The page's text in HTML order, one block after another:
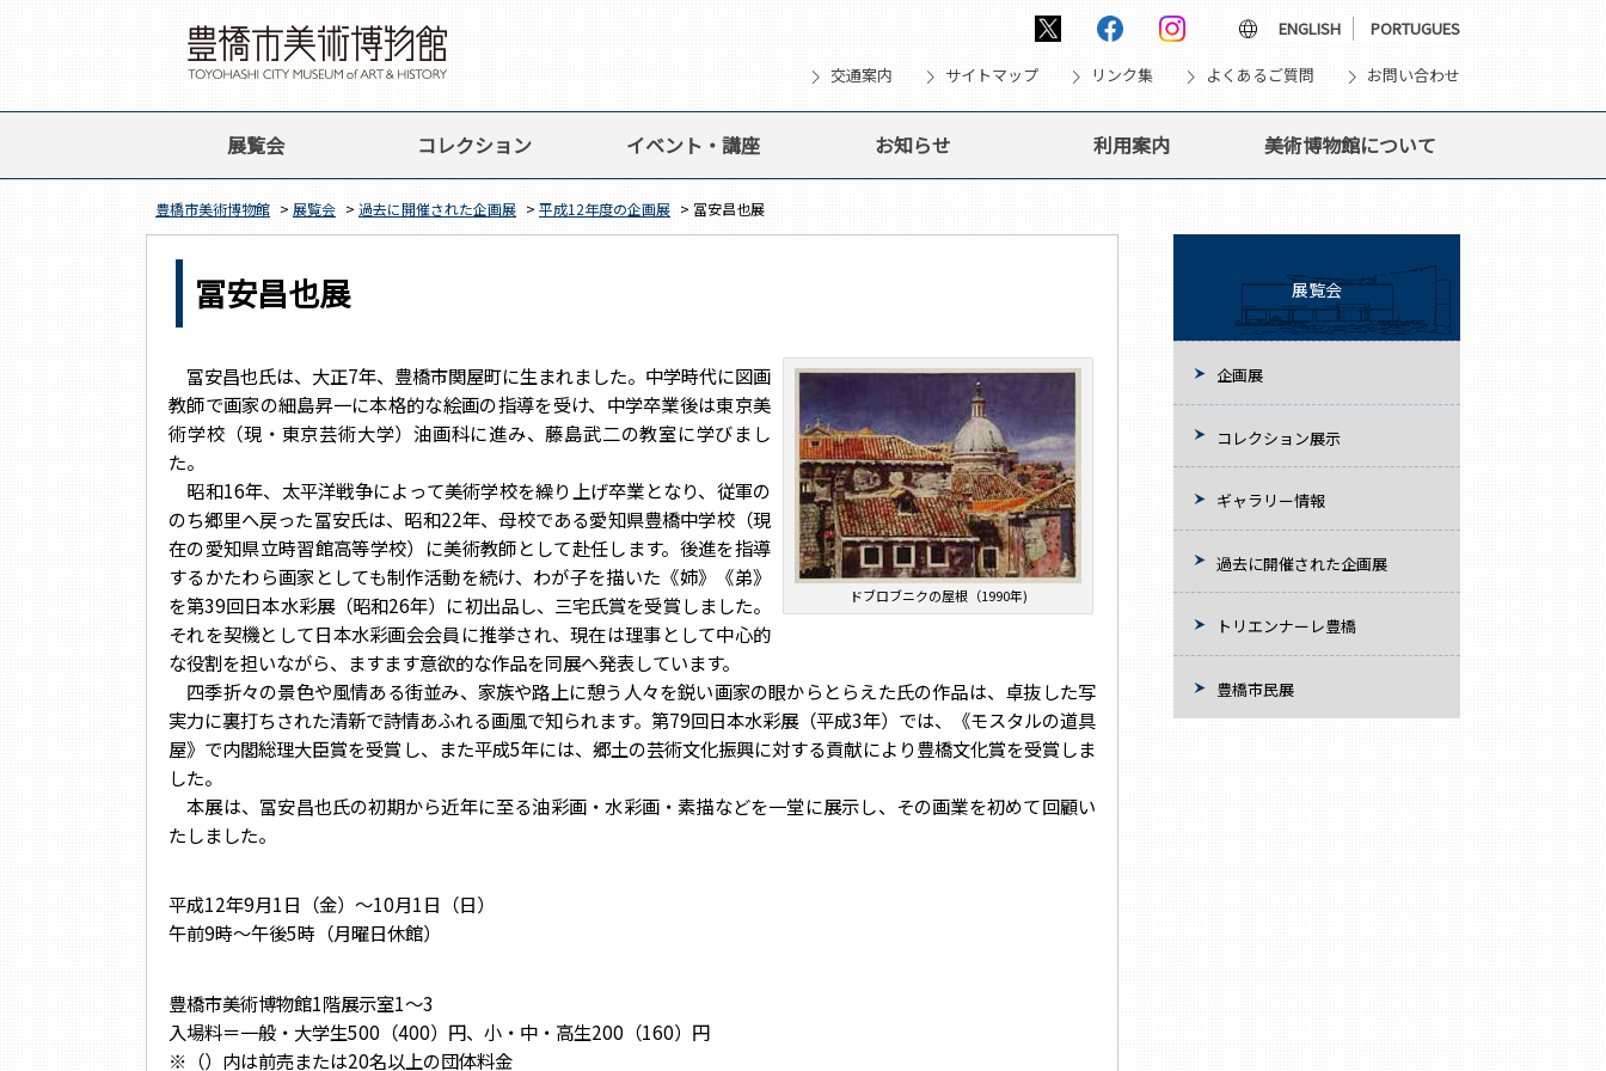
language ENGLISH PORTUGUES
chevron_right 交通案内 chevron_right サイトマップ chevron_right リンク集 chevron_right よくあるご質問 chevron_right お問い合わせ
展覧会 コレクション イベント・講座 お知らせ 利用案内 美術博物館について
豊橋市美術博物館 > 展覧会 > 過去に開催された企画展 > 平成12年度の企画展 > 冨安昌也展
冨安昌也展
ドブロブニクの屋根（1990年)
冨安昌也氏は、大正7年、豊橋市関屋町に生まれました。中学時代に図画
教師で画家の細島昇一に本格的な絵画の指導を受け、中学卒業後は東京美
術学校（現・東京芸術大学）油画科に進み、藤島武二の教室に学びまし
た。
昭和16年、太平洋戦争によって美術学校を繰り上げ卒業となり、従軍の
のち郷里へ戻った冨安氏は、昭和22年、母校である愛知県豊橋中学校（現
在の愛知県立時習館高等学校）に美術教師として赴任します。後進を指導
するかたわら画家としても制作活動を続け、わが子を描いた《姉》《弟》
を第39回日本水彩展（昭和26年）に初出品し、三宅氏賞を受賞しました。
それを契機として日本水彩画会会員に推挙され、現在は理事として中心的
な役割を担いながら、ますます意欲的な作品を同展へ発表しています。
四季折々の景色や風情ある街並み、家族や路上に憩う人々を鋭い画家の眼からとらえた氏の作品は、卓抜した写
実力に裏打ちされた清新で詩情あふれる画風で知られます。第79回日本水彩展（平成3年）では、《モスタルの道具
屋》で内閣総理大臣賞を受賞し、また平成5年には、郷土の芸術文化振興に対する貢献により豊橋文化賞を受賞しま
した。
本展は、冨安昌也氏の初期から近年に至る油彩画・水彩画・素描などを一堂に展示し、その画業を初めて回顧い
たしました。
平成12年9月1日（金）～10月1日（日）
午前9時～午後5時（月曜日休館）
豊橋市美術博物館1階展示室1～3
入場料＝一般・大学生500（400）円、小・中・高生200（160）円
※（）内は前売または20名以上の団体料金
展覧会
企画展
コレクション展示
ギャラリー情報
過去に開催された企画展
トリエンナーレ豊橋
豊橋市民展